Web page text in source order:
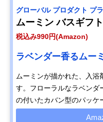
グローバル プロダクト プ
ムーミン バスギフ
税込み990円(Amazon)
ラベンダー香るムー
ムーミンが描かれた、入
す。フローラルなラベンダ
の付いたカバン型のパッケ